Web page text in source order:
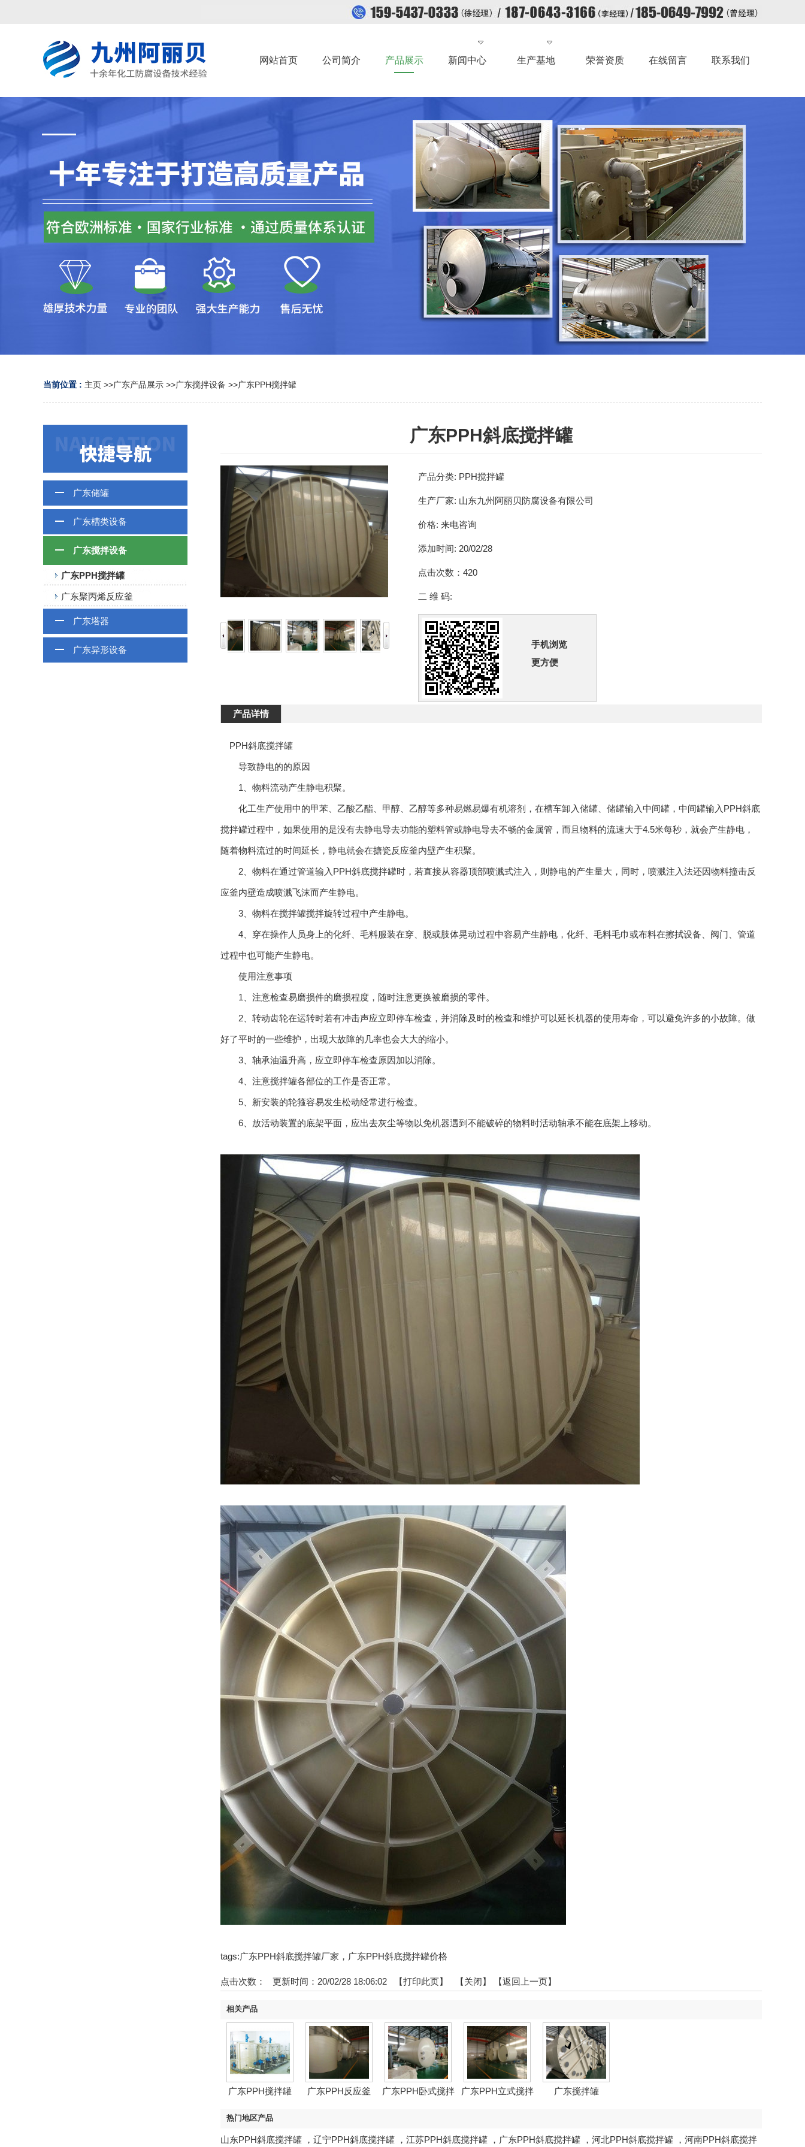
网站首页 公司简介 产品展示 新闻中心 生产基地 荣誉资质 在线留言 联系我们
当前位置 : 主页 >>广东产品展示 >>广东搅拌设备 >>广东PPH搅拌罐
广东储罐
广东槽类设备
广东搅拌设备
广东PPH搅拌罐
广东聚丙烯反应釜
广东塔器
广东异形设备
广东PPH斜底搅拌罐
产品分类: PPH搅拌罐
生产厂家: 山东九州阿丽贝防腐设备有限公司
价格: 来电咨询
添加时间: 20/02/28
点击次数： 420
二 维 码:
手机浏览
更方便
产品详情
PPH斜底搅拌罐
导致静电的的原因
1、物料流动产生静电积聚。
化工生产使用中的甲苯、乙酸乙酯、甲醇、乙醇等多种易燃易爆有机溶剂，在槽车卸入储罐、储罐输入中间罐，中间罐输入PPH斜底
搅拌罐过程中，如果使用的是没有去静电导去功能的塑料管或静电导去不畅的金属管，而且物料的流速大于4.5米每秒，就会产生静电，
随着物料流过的时间延长，静电就会在搪瓷反应釜内壁产生积聚。
2、物料在通过管道输入PPH斜底搅拌罐时，若直接从容器顶部喷溅式注入，则静电的产生量大，同时，喷溅注入法还因物料撞击反
应釜内壁造成喷溅飞沫而产生静电。
3、物料在搅拌罐搅拌旋转过程中产生静电。
4、穿在操作人员身上的化纤、毛料服装在穿、脱或肢体晃动过程中容易产生静电，化纤、毛料毛巾或布料在擦拭设备、阀门、管道
过程中也可能产生静电。
使用注意事项
1、注意检查易磨损件的磨损程度，随时注意更换被磨损的零件。
2、转动齿轮在运转时若有冲击声应立即停车检查，并消除及时的检查和维护可以延长机器的使用寿命，可以避免许多的小故障。做
好了平时的一些维护，出现大故障的几率也会大大的缩小。
3、轴承油温升高，应立即停车检查原因加以消除。
4、注意搅拌罐各部位的工作是否正常。
5、新安装的轮箍容易发生松动经常进行检查。
6、放活动装置的底架平面，应出去灰尘等物以免机器遇到不能破碎的物料时活动轴承不能在底架上移动。
tags:广东PPH斜底搅拌罐厂家，广东PPH斜底搅拌罐价格
点击次数： 更新时间：20/02/28 18:06:02 【打印此页】 【关闭】 【返回上一页】
相关产品
广东PPH搅拌罐 广东PPH反应釜
广东PPH卧式搅拌
广东PPH立式搅拌
广东搅拌罐
热门地区产品
山东PPH斜底搅拌罐 ， 辽宁PPH斜底搅拌罐 ， 江苏PPH斜底搅拌罐 ， 广东PPH斜底搅拌罐 ， 河北PPH斜底搅拌罐 ， 河南PPH斜底搅拌